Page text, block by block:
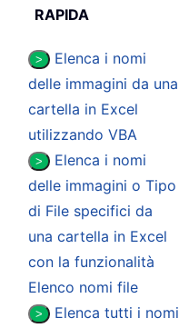
RAPIDA
>
Elenca i nomi
delle immagini da una
cartella in Excel
utilizzando VBA
>
Elenca i nomi
delle immagini o Tipo
di File specifici da
una cartella in Excel
con la funzionalità
Elenco nomi file
>
Elenca tutti i nomi